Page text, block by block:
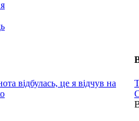
відбулась, це я відчув на